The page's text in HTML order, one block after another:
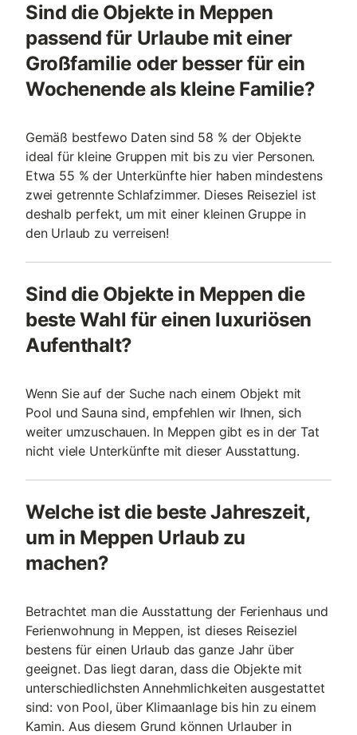
Sind die Objekte in Meppen
passend für Urlaube mit einer
Großfamilie oder besser für ein
Wochenende als kleine Familie?
Gemäß bestfewo Daten sind 58 % der Objekte
ideal für kleine Gruppen mit bis zu vier Personen.
Etwa 55 % der Unterkünfte hier haben mindestens
zwei getrennte Schlafzimmer. Dieses Reiseziel ist
deshalb perfekt, um mit einer kleinen Gruppe in
den Urlaub zu verreisen!
Sind die Objekte in Meppen die
beste Wahl für einen luxuriösen
Aufenthalt?
Wenn Sie auf der Suche nach einem Objekt mit
Pool und Sauna sind, empfehlen wir Ihnen, sich
weiter umzuschauen. In Meppen gibt es in der Tat
nicht viele Unterkünfte mit dieser Ausstattung.
Welche ist die beste Jahreszeit,
um in Meppen Urlaub zu
machen?
Betrachtet man die Ausstattung der Ferienhaus und
Ferienwohnung in Meppen, ist dieses Reiseziel
bestens für einen Urlaub das ganze Jahr über
geeignet. Das liegt daran, dass die Objekte mit
unterschiedlichsten Annehmlichkeiten ausgestattet
sind: von Pool, über Klimaanlage bis hin zu einem
Kamin. Aus diesem Grund können Urlauber in